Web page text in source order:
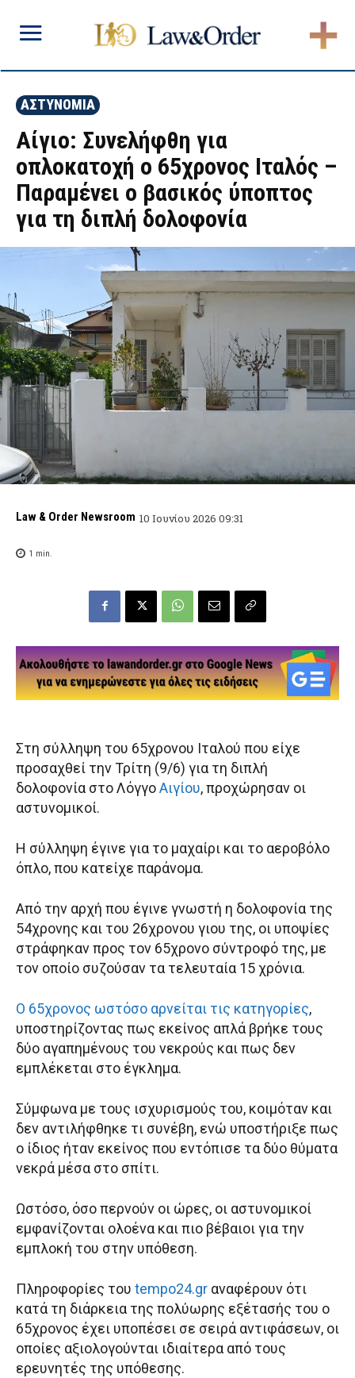
ΑΣΤΥΝΟΜΙΑ
Αίγιο: Συνελήφθη για
οπλοκατοχή ο 65χρονος Ιταλός –
Παραμένει ο βασικός ύποπτος
για τη διπλή δολοφονία
Law & Order Newsroom 10 Ιουνίου 2026 09:31
1 min.
Στη σύλληψη του 65χρονου Ιταλού που είχε
προσαχθεί την Τρίτη (9/6) για τη διπλή
δολοφονία στο ΛόγγοΑιγίου, προχώρησαν οι
αστυνομικοί.
Η σύλληψη έγινε για το μαχαίρι και το αεροβόλο
όπλο, που κατείχε παράνομα.
Από την αρχή που έγινε γνωστή η δολοφονία της
54χρονης και του 26χρονου γιου της, οι υποψίες
στράφηκαν προς τον 65χρονο σύντροφό της, με
τον οποίο συζούσαν τα τελευταία 15 χρόνια.
Ο 65χρονος ωστόσο αρνείται τις κατηγορίες,
υποστηρίζοντας πως εκείνος απλά βρήκε τους
δύο αγαπημένους του νεκρούς και πως δεν
εμπλέκεται στο έγκλημα.
Σύμφωνα με τους ισχυρισμούς του, κοιμόταν και
δεν αντιλήφθηκε τι συνέβη, ενώ υποστήριξε πως
ο ίδιος ήταν εκείνος που εντόπισε τα δύο θύματα
νεκρά μέσα στο σπίτι.
Ωστόσο, όσο περνούν οι ώρες, οι αστυνομικοί
εμφανίζονται ολοένα και πιο βέβαιοι για την
εμπλοκή του στην υπόθεση.
Πληροφορίες του tempo24.gr αναφέρουν ότι
κατά τη διάρκεια της πολύωρης εξέτασής του ο
65χρονος έχει υποπέσει σε σειρά αντιφάσεων, οι
οποίες αξιολογούνται ιδιαίτερα από τους
ερευνητές της υπόθεσης.